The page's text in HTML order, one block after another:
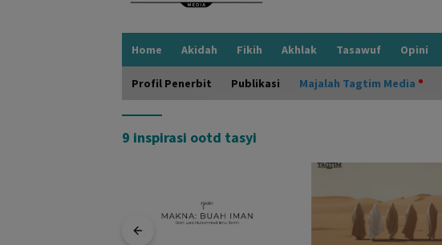
Home Akidah Fikih Akhlak Tasawuf Opini
Profil Penerbit Publikasi Majalah Tagtim Media
9 inspirasi ootd tasyi